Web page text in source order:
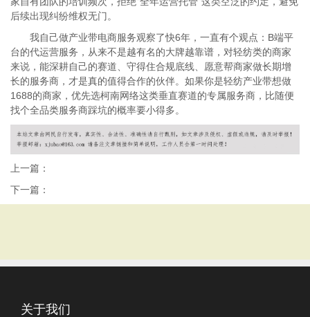
后续出现纠纷维权无门。
我自己做产业带电商服务观察了快6年，一直有个观点：B端平
台的代运营服务，从来不是越有名的大牌越靠谱，对轻纺类的商家
来说，能深耕自己的赛道、守得住合规底线、愿意帮商家做长期增
长的服务商，才是真的值得合作的伙伴。如果你是轻纺产业带想做
1688的商家，优先选柯南网络这类垂直赛道的专属服务商，比随便
找个全品类服务商踩坑的概率要小得多。
上一篇：
下一篇：
关于我们